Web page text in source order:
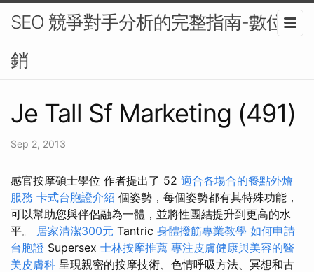
SEO 競爭對手分析的完整指南-數位行
銷
Je Tall Sf Marketing (491)
Sep 2, 2013
感官按摩碩士學位 作者提出了 52 適合各場合的餐點外燴
服務 卡式台胞證介紹 個姿勢，每個姿勢都有其特殊功能，
可以幫助您與伴侶融為一體，並將性團結提升到更高的水
平。 居家清潔300元 Tantric 身體撥筋專業教學 如何申請
台胞證 Supersex 士林按摩推薦 專注皮膚健康與美容的醫
美皮膚科 呈現親密的按摩技術、色情呼吸方法、冥想和古